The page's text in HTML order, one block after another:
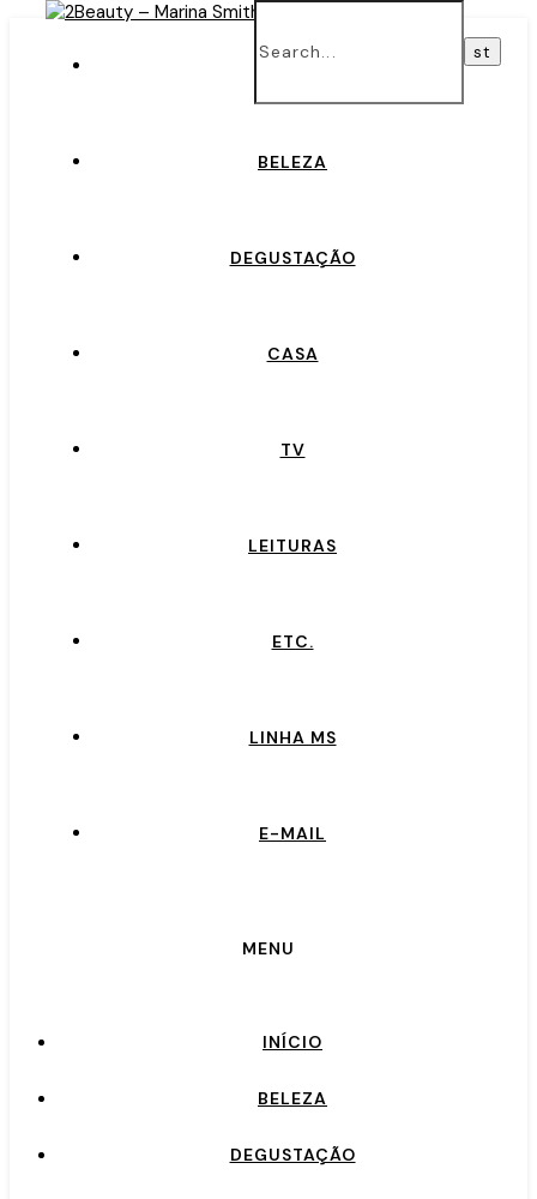
BELEZA
DEGUSTAÇÃO
CASA
TV
LEITURAS
ETC.
LINHA MS
E-MAIL
MENU
INÍCIO
BELEZA
DEGUSTAÇÃO